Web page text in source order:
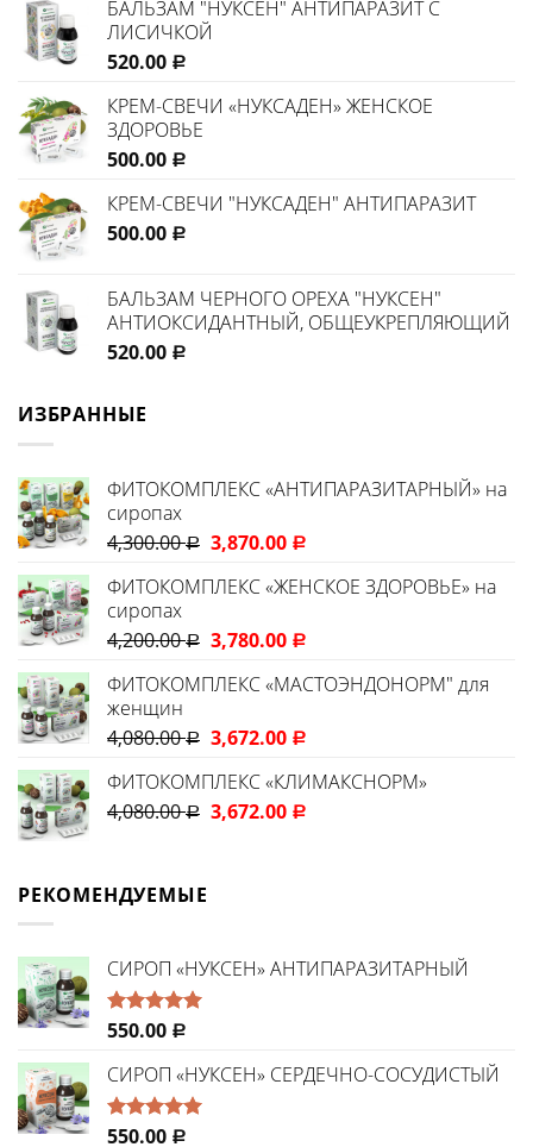
БАЛЬЗАМ "НУКСЕН" АНТИПАРАЗИТ С
ЛИСИЧКОЙ
520.00 Р
КРЕМ-СВЕЧИ «НУКСАДЕН» ЖЕНСКОЕ
ЗДОРОВЬЕ
500.00 Р
КРЕМ-СВЕЧИ "НУКСАДЕН" АНТИПАРАЗИТ
500.00 Р
БАЛЬЗАМ ЧЕРНОГО ОРЕХА "НУКСЕН"
АНТИОКСИДАНТНЫЙ, ОБЩЕУКРЕПЛЯЮЩИЙ
520.00 Р
ИЗБРАННЫЕ
ФИТОКОМПЛЕКС «АНТИПАРАЗИТАРНЫЙ» на
сиропах
4,300.00Р 3,870.00 Р
ФИТОКОМПЛЕКС «ЖЕНСКОЕ ЗДОРОВЬЕ» на
сиропах
4,200.00Р 3,780.00 Р
ФИТОКОМПЛЕКС «МАСТОЭНДОНОРМ" для
женщин
4,080.00Р 3,672.00 Р
ФИТОКОМПЛЕКС «КЛИМАКСНОРМ»
4,080.00Р 3,672.00 Р
РЕКОМЕНДУЕМЫЕ
CИРОП «НУКСЕН» АНТИПАРАЗИТАРНЫЙ
Оценка
550.00 Р
СИРОП «НУКСЕН» СЕРДЕЧНО-СОСУДИСТЫЙ
Оценка
550.00 Р